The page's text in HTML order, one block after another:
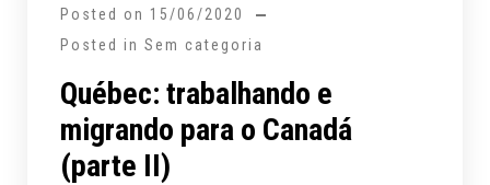
Posted on 15/06/2020
Posted in Sem categoria
Québec: trabalhando e
migrando para o Canadá
(parte II)